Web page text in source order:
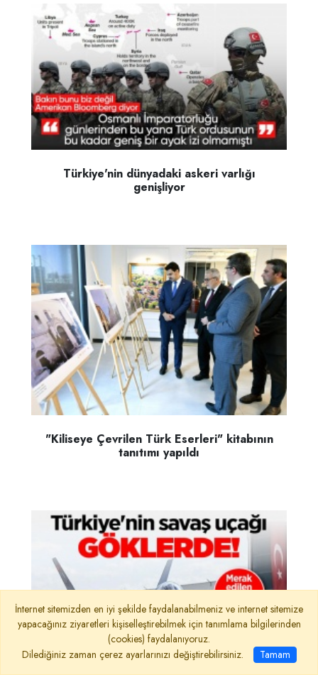
Türkiye'nin dünyadaki askeri varlığı
genişliyor
"Kiliseye Çevrilen Türk Eserleri" kitabının
tanıtımı yapıldı
İnternet sitemizden en iyi şekilde faydalanabilmeniz ve internet sitemize
yapacağınız ziyaretleri kişiselleştirebilmek için tanımlama bilgilerinden
(cookies) faydalanıyoruz.
Dilediğiniz zaman çerez ayarlarınızı değiştirebilirsiniz.
Tamam